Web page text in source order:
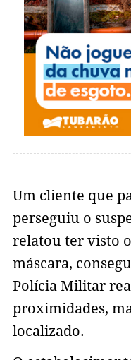
Um cliente que
perseguiu o
relatou ter visto
máscara,
Polícia Militar
proximidades,
localizado.